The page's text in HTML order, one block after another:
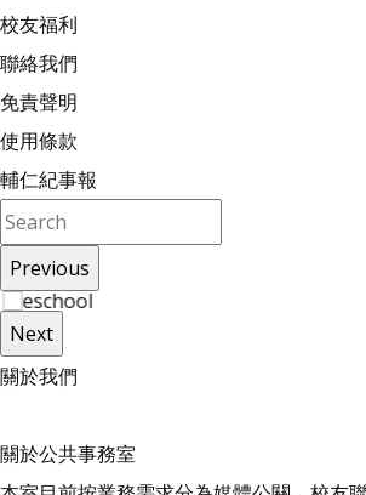
校友福利
聯絡我們
免責聲明
使用條款
輔仁紀事報
Previous
Next
關於我們
關於公共事務室